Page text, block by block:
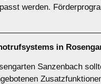
werden.
in
Sanzenbach